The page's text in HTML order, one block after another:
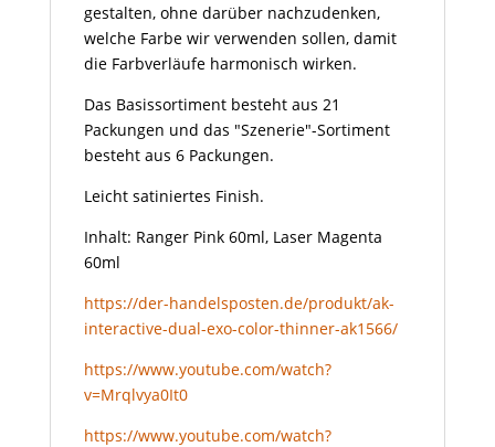
gestalten, ohne darüber nachzudenken,
welche Farbe wir verwenden sollen, damit
die Farbverläufe harmonisch wirken.
Das Basissortiment besteht aus 21
Packungen und das "Szenerie"-Sortiment
besteht aus 6 Packungen.
Leicht satiniertes Finish.
Inhalt: Ranger Pink 60ml, Laser Magenta
60ml
https://der-handelsposten.de/produkt/ak-
interactive-dual-exo-color-thinner-ak1566/
https://www.youtube.com/watch?
v=Mrqlvya0It0
https://www.youtube.com/watch?